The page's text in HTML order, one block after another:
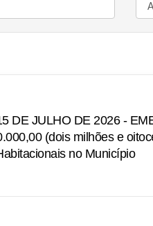
DE JULHO DE 2026 -
(dois milhões e
no Município